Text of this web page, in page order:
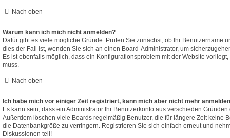
Nach oben
Warum kann ich mich nicht anmelden?
Dafür gibt es viele mögliche Gründe. Prüfen Sie zunächst, ob Ihr Benutzername
dies der Fall ist, wenden Sie sich an einen Board-Administrator, um
Es ist ebenfalls möglich, dass ein Konfigurationsproblem mit der Website
muss.
Nach oben
Ich habe mich vor einiger Zeit registriert, kann mich aber nicht mehr
Es kann sein, dass ein Administrator Ihr Benutzerkonto aus verschieden
Außerdem löschen viele Boards regelmäßig Benutzer, die für längere Zeit keine
die Datenbankgröße zu verringern. Registrieren Sie sich einfach erneut und
Diskussionen teil!